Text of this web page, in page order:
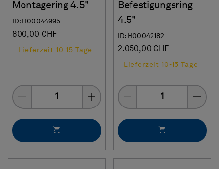
Montagering 4.5"
ID: H00044995
800,00 CHF
Lieferzeit 10-15 Tage
Befestigungsring
4.5"
ID: H00042182
2.050,00 CHF
Lieferzeit 10-15 Tage